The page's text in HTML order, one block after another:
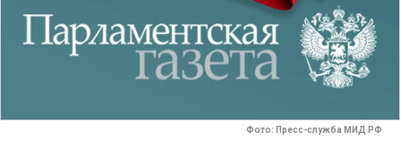
Фото: Пресс-служба МИД РФ